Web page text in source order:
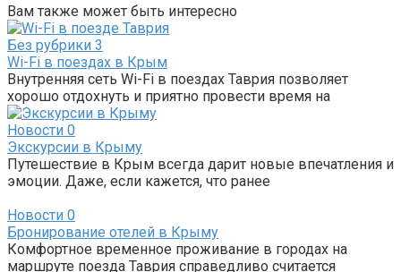
Вам также может быть интересно
Без рубрики 3
Wi-Fi в поездах в Крым
Внутренняя сеть Wi-Fi в поездах Таврия позволяет
хорошо отдохнуть и приятно провести время на
Новости 0
Экскурсии в Крыму
Путешествие в Крым всегда дарит новые впечатления и
эмоции. Даже, если кажется, что ранее
Новости 0
Бронирование отелей в Крыму
Комфортное временное проживание в городах на
маршруте поезда Таврия справедливо считается